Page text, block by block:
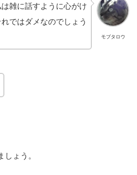
モブタロウ
は雑に話すように心がけ
ではダメなのでしょう
しょう。